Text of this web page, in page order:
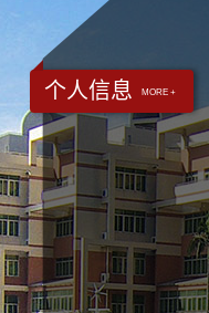
个人信息 MORE +